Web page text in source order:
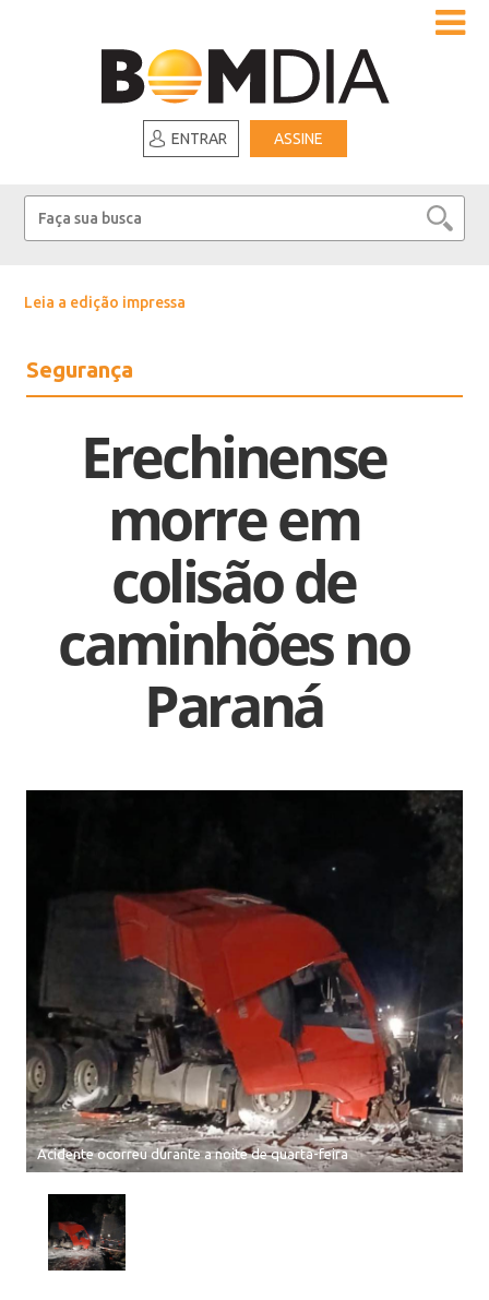
ENTRAR ASSINE
Leia a edição impressa
Segurança
Erechinense
morre em
colisão de
caminhões no
Paraná
Acidente ocorreu durante a noite de quarta-feira